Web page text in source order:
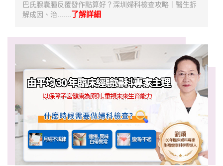
巴氏腺囊腫反覆發作點算好？深圳婦科檢查攻略｜醫生拆
解成因、治.......了解詳細